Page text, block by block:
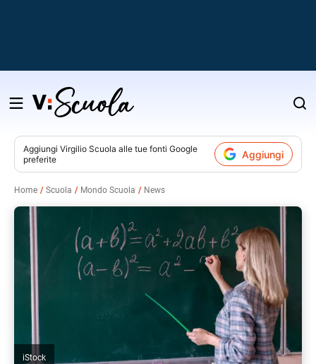
Salta
contenuto
Aggiungi Virgilio Scuola alle tue fonti Google
preferite
Aggiungi
Home Scuola Mondo Scuola News
iStock